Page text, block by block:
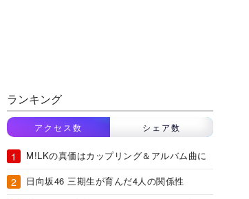
ランキング
アクセス数 シェア数
M!LKの真価はカップリング＆アルバム曲に
日向坂46 三期生が育んだ4人の関係性